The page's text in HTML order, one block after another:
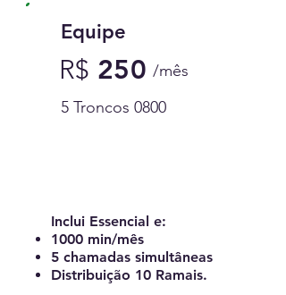
Equipe
R$ 250 /mês
5 Troncos 0800
Inclui Essencial ​e:
1000 min/mês
5 chamadas simultâneas
Distribuição 10 Ramais.